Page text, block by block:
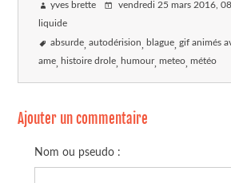
yves brette vendredi 25 mars 2016,
liquide
absurde autodérision blague gif animés
ame histoire drole humour meteo météo
Ajouter un commentaire
Nom ou pseudo :